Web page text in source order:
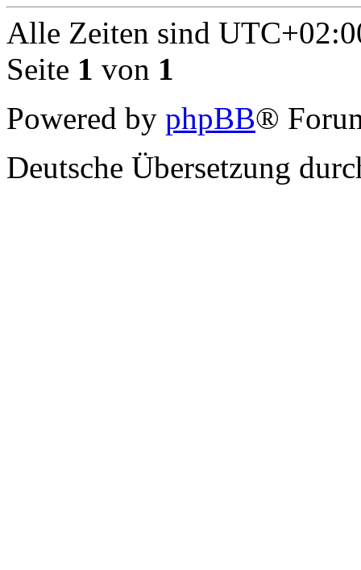
Alle Zeiten sind
Seite 1 von 1
Powered by phpBB®
Deutsche Übersetzung